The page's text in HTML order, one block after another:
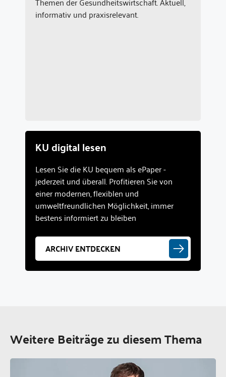
informativ und praxisrelevant.
KU digital lesen
Lesen Sie die KU bequem als ePaper -
jederzeit und überall. Profitieren Sie von
einer modernen, flexiblen und
umweltfreundlichen Möglichkeit, immer
bestens informiert zu bleiben
ARCHIV ENTDECKEN
Weitere Beiträge zu diesem Thema